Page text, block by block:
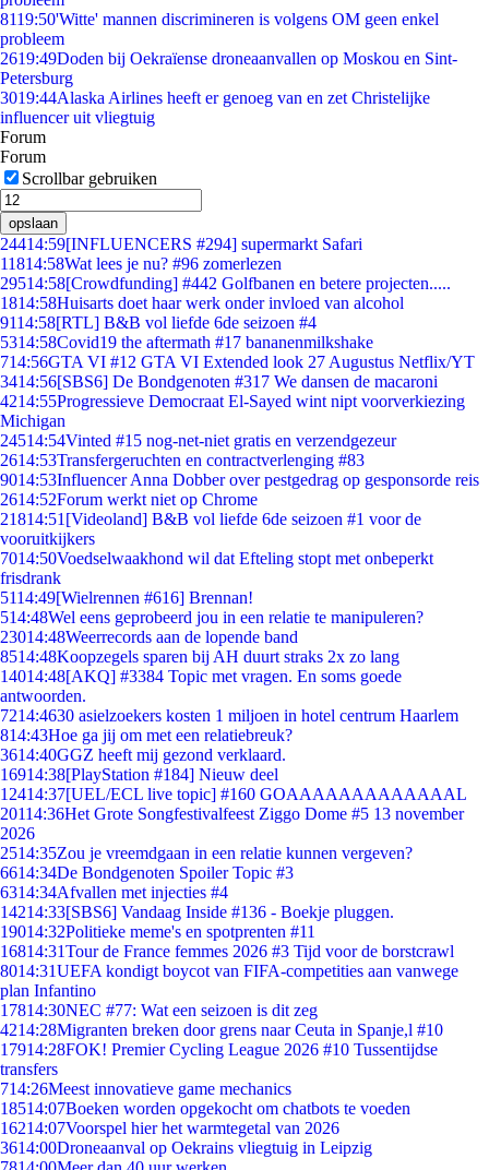
8119:50'Witte' mannen discrimineren is volgens OM geen enkel
probleem
2619:49Doden bij Oekraïense droneaanvallen op Moskou en Sint-
Petersburg
3019:44Alaska Airlines heeft er genoeg van en zet Christelijke
influencer uit vliegtuig
Forum
Forum
Scrollbar gebruiken
opslaan
24414:59[INFLUENCERS #294] supermarkt Safari
11814:58Wat lees je nu? #96 zomerlezen
29514:58[Crowdfunding] #442 Golfbanen en betere projecten.....
1814:58Huisarts doet haar werk onder invloed van alcohol
9114:58[RTL] B&B vol liefde 6de seizoen #4
5314:58Covid19 the aftermath #17 bananenmilkshake
714:56GTA VI #12 GTA VI Extended look 27 Augustus Netflix/YT
3414:56[SBS6] De Bondgenoten #317 We dansen de macaroni
4214:55Progressieve Democraat El-Sayed wint nipt voorverkiezing
Michigan
24514:54Vinted #15 nog-net-niet gratis en verzendgezeur
2614:53Transfergeruchten en contractverlenging #83
9014:53Influencer Anna Dobber over pestgedrag op gesponsorde reis
2614:52Forum werkt niet op Chrome
21814:51 [Videoland] B&B vol liefde 6de seizoen #1 voor de
vooruitkijkers
7014:50Voedselwaakhond wil dat Efteling stopt met onbeperkt
frisdrank
5114:49[Wielrennen #616] Brennan!
514:48Wel eens geprobeerd jou in een relatie te manipuleren?
23014:48Weerrecords aan de lopende band
8514:48Koopzegels sparen bij AH duurt straks 2x zo lang
14014:48[AKQ] #3384 Topic met vragen. En soms goede
antwoorden.
7214:4630 asielzoekers kosten 1 miljoen in hotel centrum Haarlem
814:43Hoe ga jij om met een relatiebreuk?
3614:40GGZ heeft mij gezond verklaard.
16914:38[PlayStation #184] Nieuw deel
12414:37[UEL/ECL live topic] #160 GOAAAAAAAAAAAAAL
20114:36Het Grote Songfestivalfeest Ziggo Dome #5 13 november
2026
2514:35Zou je vreemdgaan in een relatie kunnen vergeven?
6614:34De Bondgenoten Spoiler Topic #3
6314:34Afvallen met injecties #4
14214:33[SBS6] Vandaag Inside #136 - Boekje pluggen.
19014:32Politieke meme's en spotprenten #11
16814:31Tour de France femmes 2026 #3 Tijd voor de borstcrawl
8014:31UEFA kondigt boycot van FIFA-competities aan vanwege
plan Infantino
17814:30NEC #77: Wat een seizoen is dit zeg
4214:28Migranten breken door grens naar Ceuta in Spanje,l #10
17914:28FOK! Premier Cycling League 2026 #10 Tussentijdse
transfers
714:26Meest innovatieve game mechanics
18514:07Boeken worden opgekocht om chatbots te voeden
16214:07Voorspel hier het warmtegetal van 2026
3614:00Droneaanval op Oekrains vliegtuig in Leipzig